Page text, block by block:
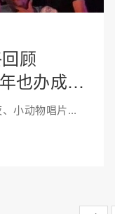
顾
也办成了
小动物唱片...